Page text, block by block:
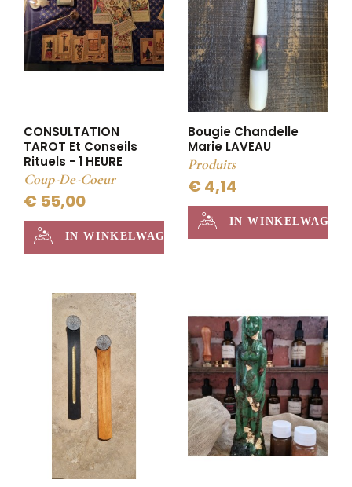
CONSULTATION
TAROT Et Conseils
Rituels - 1 HEURE
Coup-De-Coeur
€ 55,00
IN WINKELWAGEN
Bougie Chandelle
Marie LAVEAU
Produits
€ 4,14
IN WINKELWAGEN